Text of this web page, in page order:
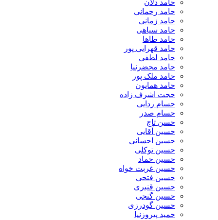
حامد دلان
حامد رحمانی
حامد زمانی
حامد سیاهی
حامد طاها
حامد قهرایی پور
حامد لطفی
حامد محضرنیا
حامد ملک پور
حامد همایون
حجت اشرف زاده
حسام ردایی
حسام صدر
حسن تاج
حسین آقایی
حسین احسانی
حسین توکلی
حسین حماد
حسین غربت خواه
حسین فتحی
حسین قنبری
حسین گنجی
حسین گودرزی
حمید پیروزنیا